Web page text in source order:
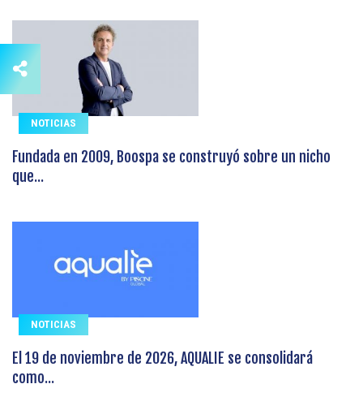
NOTICIAS
Fundada en 2009, Boospa se construyó sobre un nicho
que...
NOTICIAS
El 19 de noviembre de 2026, AQUALIE se consolidará
como...